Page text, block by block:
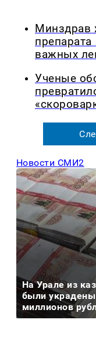
Минздрав
важных
Ученые
Новости СМИ2
На Урале из
были
миллионов